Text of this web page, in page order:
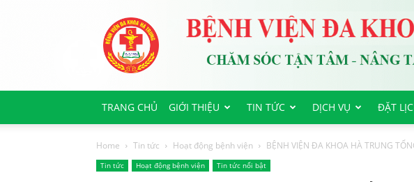
Bệnh
viện
Đa
Khoa
Trung
TRANG CHỦ
GIỚI THIỆU TIN TỨC DỊCH VỤ ĐẶT
Home Tin tức Hoạt động bệnh viện BỆNH VIỆN ĐA KHOA HÀ TRUNG
Tin tức Hoạt động bệnh viện Tin tức nổi bật